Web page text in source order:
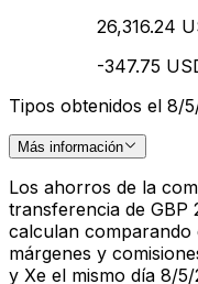
26,316.24
-347.75
Tipos obtenidos el 8/
Más información
Los ahorros de la
transferencia de GBP
calculan comparando
márgenes y
y Xe el mismo día 8/